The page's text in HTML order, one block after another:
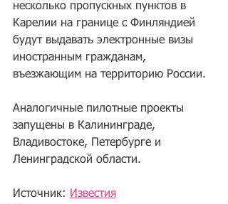
несколько пропускных пунктов в
Карелии на границе с Финляндией
будут выдавать электронные визы
иностранным гражданам,
въезжающим на территорию России.
Аналогичные пилотные проекты
запущены в Калининграде,
Владивостоке, Петербурге и
Ленинградской области.
Источник: Известия